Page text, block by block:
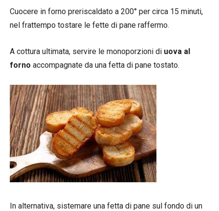
Cuocere in forno preriscaldato a 200° per circa 15 minuti,
nel frattempo tostare le fette di pane raffermo.
A cottura ultimata, servire le monoporzioni di uova al
forno accompagnate da una fetta di pane tostato.
In alternativa, sistemare una fetta di pane sul fondo di un